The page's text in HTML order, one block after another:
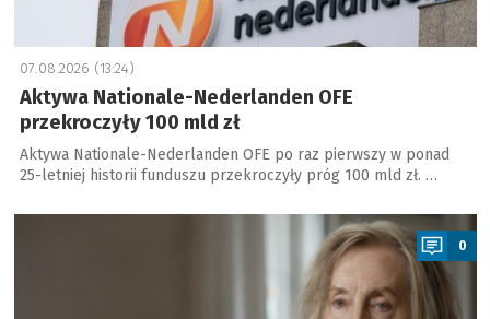
07.08.2026 (13:24)
Aktywa Nationale-Nederlanden OFE
przekroczyły 100 mld zł
Aktywa Nationale-Nederlanden OFE po raz pierwszy w ponad
25-letniej historii funduszu przekroczyły próg 100 mld zł. …
a
0